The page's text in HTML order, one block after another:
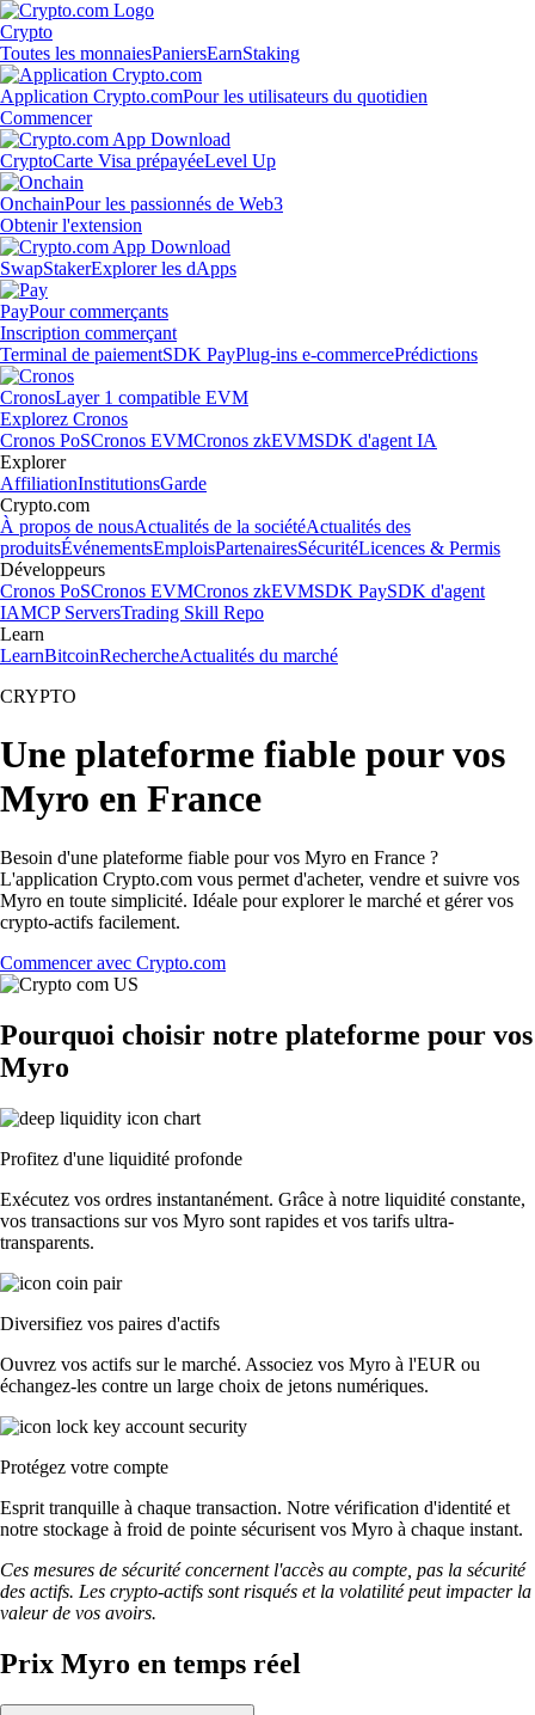
Crypto
Toutes les monnaiesPaniersEarnStaking
Application Crypto.comPour les utilisateurs du quotidien
Commencer
CryptoCarte Visa prépayéeLevel Up
OnchainPour les passionnés de Web3
Obtenir l'extension
SwapStakerExplorer les dApps
PayPour commerçants
Inscription commerçant
Terminal de paiementSDK PayPlug-ins e-commercePrédictions
CronosLayer 1 compatible EVM
Explorez Cronos
Cronos PoSCronos EVMCronos zkEVMSDK d'agent IA
Explorer
AffiliationInstitutionsGarde
Crypto.com
À propos de nousActualités de la sociétéActualités des
produitsÉvénementsEmploisPartenairesSécuritéLicences & Permis
Développeurs
Cronos PoSCronos EVMCronos zkEVMSDK PaySDK d'agent
IAMCP ServersTrading Skill Repo
Learn
LearnBitcoinRechercheActualités du marché
CRYPTO
Une plateforme fiable pour vos
Myro en France
Besoin d'une plateforme fiable pour vos Myro en France ?
L'application Crypto.com vous permet d'acheter, vendre et suivre vos
Myro en toute simplicité. Idéale pour explorer le marché et gérer vos
crypto-actifs facilement.
Commencer avec Crypto.com
Pourquoi choisir notre plateforme pour vos
Myro
Profitez d'une liquidité profonde
Exécutez vos ordres instantanément. Grâce à notre liquidité constante,
vos transactions sur vos Myro sont rapides et vos tarifs ultra-
transparents.
Diversifiez vos paires d'actifs
Ouvrez vos actifs sur le marché. Associez vos Myro à l'EUR ou
échangez-les contre un large choix de jetons numériques.
Protégez votre compte
Esprit tranquille à chaque transaction. Notre vérification d'identité et
notre stockage à froid de pointe sécurisent vos Myro à chaque instant.
Ces mesures de sécurité concernent l'accès au compte, pas la sécurité
des actifs. Les crypto-actifs sont risqués et la volatilité peut impacter la
valeur de vos avoirs.
Prix Myro en temps réel